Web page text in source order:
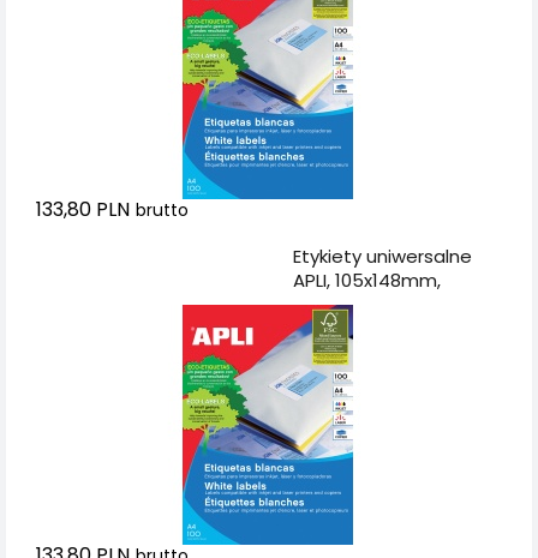
133,80 PLN brutto
Etykiety uniwersalne
APLI, 105x148mm,
prostokątne, białe 100
ark.